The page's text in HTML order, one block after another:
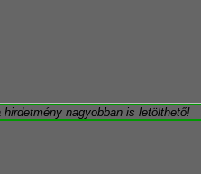
nagyobban is letölthető!